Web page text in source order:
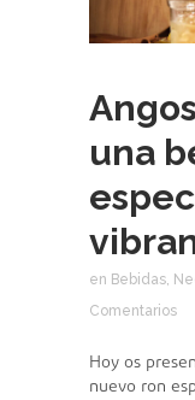
una
en Bebidas
Comentarios
Hoy os
nuevo ron